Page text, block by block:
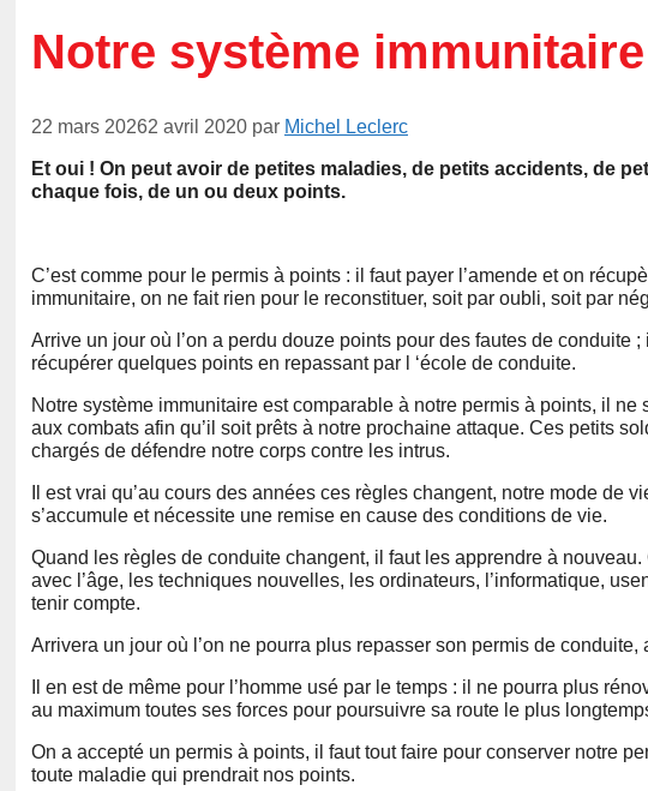
Notre système
22 mars 20262 avril 2020 par Michel Leclerc
Et oui ! On peut avoir de petites maladies, de petits accidents, de
chaque fois, de un ou deux points.
C’est comme pour le permis à points : il faut payer l’amende et on
immunitaire, on ne fait rien pour le reconstituer, soit par oubli, soit par
Arrive un jour où l’on a perdu douze points pour des fautes de conduite
récupérer quelques points en repassant par l ‘école de conduite.
Notre système immunitaire est comparable à notre permis à points, il
aux combats afin qu’il soit prêts à notre prochaine attaque. Ces petits
chargés de défendre notre corps contre les intrus.
Il est vrai qu’au cours des années ces règles changent, notre mode de
s’accumule et nécessite une remise en cause des conditions de vie.
Quand les règles de conduite changent, il faut les apprendre à
avec l’âge, les techniques nouvelles, les ordinateurs, l’informatique,
tenir compte.
Arrivera un jour où l’on ne pourra plus repasser son permis de conduite,
Il en est de même pour l’homme usé par le temps : il ne pourra plus
au maximum toutes ses forces pour poursuivre sa route le plus
On a accepté un permis à points, il faut tout faire pour conserver notre
toute maladie qui prendrait nos points.